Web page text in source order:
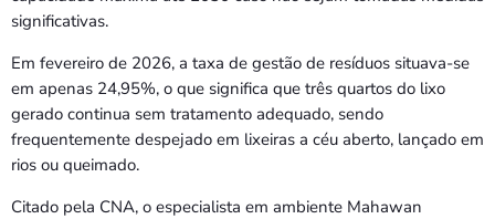
significativas.
Em fevereiro de 2026, a taxa de gestão de resíduos situava-se
em apenas 24,95%, o que significa que três quartos do lixo
gerado continua sem tratamento adequado, sendo
frequentemente despejado em lixeiras a céu aberto, lançado em
rios ou queimado.
Citado pela CNA, o especialista em ambiente Mahawan